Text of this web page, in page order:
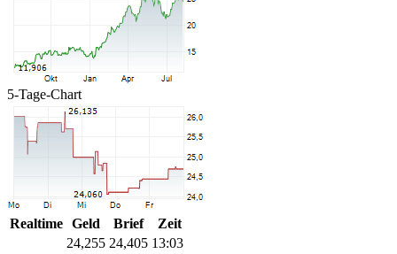
5-Tage-Chart
Realtime Geld Brief
Zeit
24,255 24,405 13:03